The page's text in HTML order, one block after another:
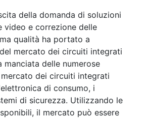
della domanda di soluzioni
video e correzione delle
qualità ha portato a
mercato dei circuiti integrati
manciata delle numerose
dei circuiti integrati
di consumo, i
di sicurezza. Utilizzando le
il mercato può essere